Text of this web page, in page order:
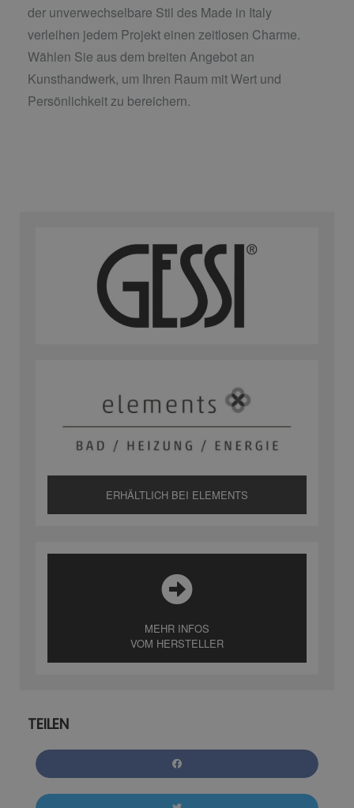
der unverwechselbare Stil des Made in Italy
verleihen jedem Projekt einen zeitlosen Charme.
Wählen Sie aus dem breiten Angebot an
Kunsthandwerk, um Ihren Raum mit Wert und
Persönlichkeit zu bereichern.
ERHÄLTLICH BEI ELEMENTS
MEHR INFOS
VOM HERSTELLER
TEILEN